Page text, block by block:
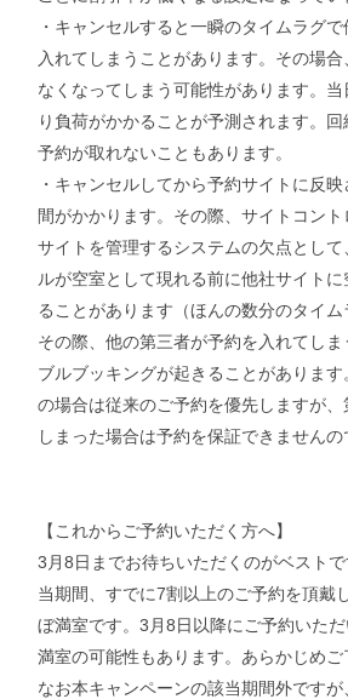
・キャンセルすると一瞬のタイムラグ
入れてしまうことがあります。その場
なくなってしまう可能性があります。
り負荷がかかることが予測されます。
予約が取れないこともあります。
・キャンセルしてから予約サイトに反
間がかかります。その際、サイトコン
サイトを管理するシステムの欠点とし
ルが空室として現れる前に他社サイト
ることがあります（ほんの数分のタイム
その際、他の第三者が予約を入れてし
ブルブッキングが起きることがありま
の場合は従来のご予約を優先しますが
しまった場合は予約を保証できませんの
【これからご予約いただく方へ】
3月8日までお待ちいただくのがベスト
当期間、すでに7割以上のご予約を頂戴
ぼ満室です。3月8日以降にご予約いた
満室の可能性もあります。あらかじめご
なお本キャンペーンの該当期間外です